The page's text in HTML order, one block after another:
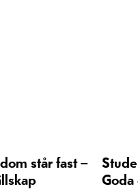
står fast –
Goda